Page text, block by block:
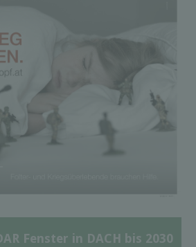
Fenster in DACH bis 2030